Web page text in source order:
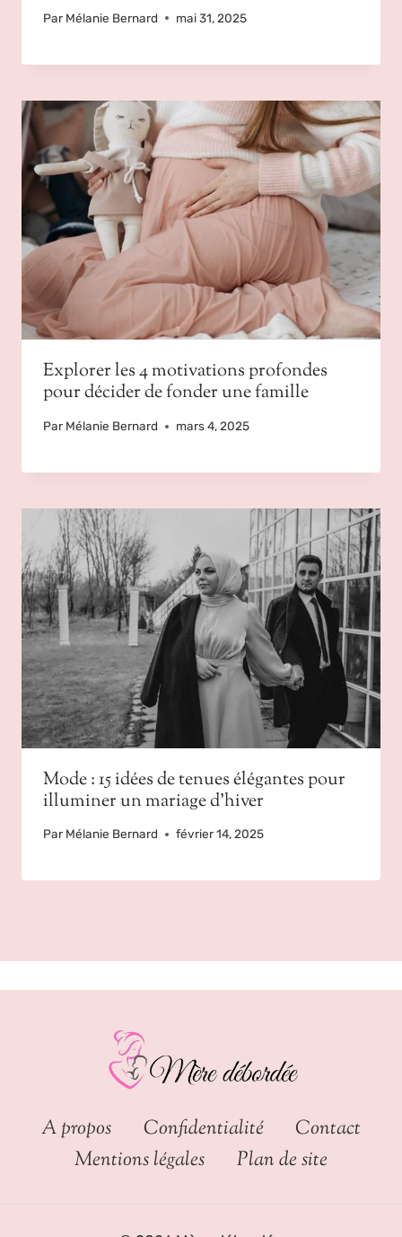
Par Mélanie Bernard mai 31, 2025
Explorer les 4 motivations profondes
pour décider de fonder une famille
Par Mélanie Bernard mars 4, 2025
Mode : 15 idées de tenues élégantes pour
illuminer un mariage d’hiver
Par Mélanie Bernard février 14, 2025
A propos Confidentialité
Contact
Mentions légales
Plan de site